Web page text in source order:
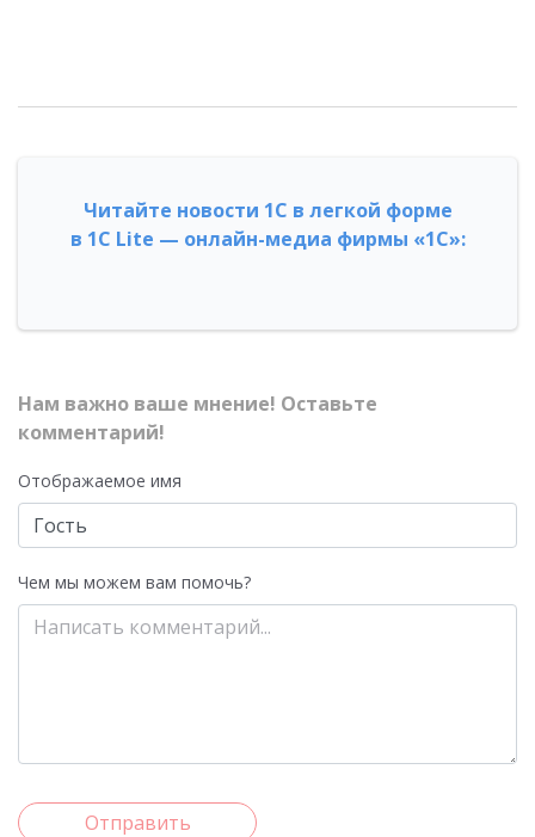
Читайте новости 1С в легкой форме
в 1С Lite — онлайн-медиа фирмы «1С»:
Нам важно ваше мнение! Оставьте
комментарий!
Отображаемое имя
Чем мы можем вам помочь?
Отправить